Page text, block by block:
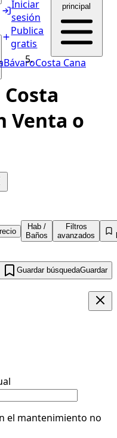
Iniciar
sesión
Publica
gratis
principal
BávaroCosta Cana
Venta o
Hab /
Baños
Filtros
avanzados
Guardar búsquedaGuardar
el mantenimiento no